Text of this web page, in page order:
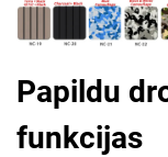
Papildu
funkcijas